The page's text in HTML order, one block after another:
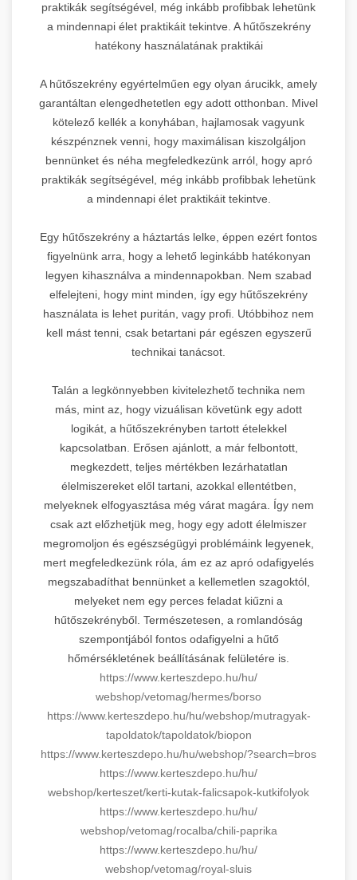
praktikák segítségével, még inkább profibbak lehetünk
a mindennapi élet praktikáit tekintve. A hűtőszekrény
hatékony használatának praktikái
A hűtőszekrény egyértelműen egy olyan árucikk, amely
garantáltan elengedhetetlen egy adott otthonban. Mivel
kötelező kellék a konyhában, hajlamosak vagyunk
készpénznek venni, hogy maximálisan kiszolgáljon
bennünket és néha megfeledkezünk arról, hogy apró
praktikák segítségével, még inkább profibbak lehetünk
a mindennapi élet praktikáit tekintve.
Egy hűtőszekrény a háztartás lelke, éppen ezért fontos
figyelnünk arra, hogy a lehető leginkább hatékonyan
legyen kihasználva a mindennapokban. Nem szabad
elfelejteni, hogy mint minden, így egy hűtőszekrény
használata is lehet puritán, vagy profi. Utóbbihoz nem
kell mást tenni, csak betartani pár egészen egyszerű
technikai tanácsot.
Talán a legkönnyebben kivitelezhető technika nem
más, mint az, hogy vizuálisan követünk egy adott
logikát, a hűtőszekrényben tartott ételekkel
kapcsolatban. Erősen ajánlott, a már felbontott,
megkezdett, teljes mértékben lezárhatatlan
élelmiszereket elől tartani, azokkal ellentétben,
melyeknek elfogyasztása még várat magára. Így nem
csak azt előzhetjük meg, hogy egy adott élelmiszer
megromoljon és egészségügyi problémáink legyenek,
mert megfeledkezünk róla, ám ez az apró odafigyelés
megszabadíthat bennünket a kellemetlen szagoktól,
melyeket nem egy perces feladat kiűzni a
hűtőszekrényből. Természetesen, a romlandóság
szempontjából fontos odafigyelni a hűtő
hőmérsékletének beállításának felületére is.
https://www.kerteszdepo.hu/hu/
webshop/vetomag/hermes/borso
https://www.kerteszdepo.hu/hu/webshop/mutragyak-
tapoldatok/tapoldatok/biopon
https://www.kerteszdepo.hu/hu/webshop/?search=bros
https://www.kerteszdepo.hu/hu/
webshop/kerteszet/kerti-kutak-falicsapok-kutkifolyok
https://www.kerteszdepo.hu/hu/
webshop/vetomag/rocalba/chili-paprika
https://www.kerteszdepo.hu/hu/
webshop/vetomag/royal-sluis